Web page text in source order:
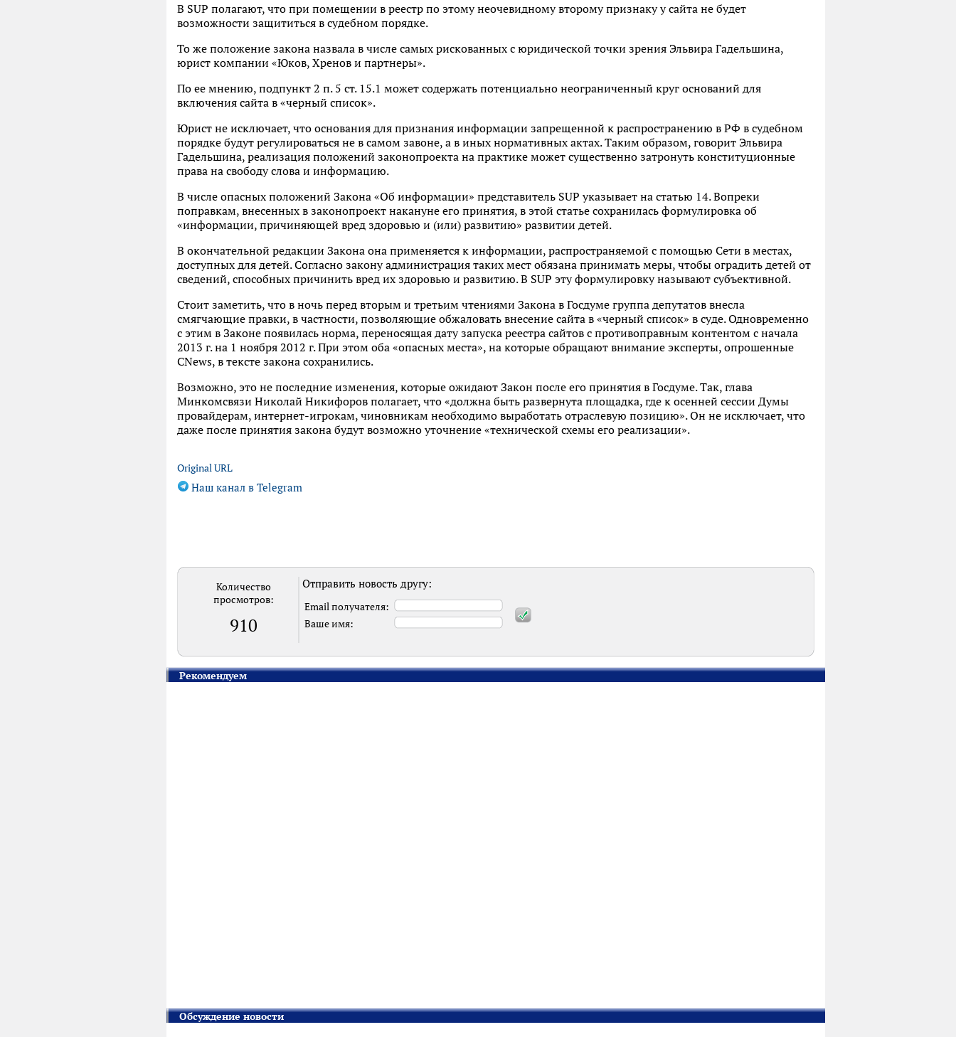
В SUP полагают, что при помещении в реестр по этому неочевидному второму признаку у сайта не будет
возможности защититься в судебном порядке.
То же положение закона назвала в числе самых рискованных с юридической точки зрения Эльвира Гадельшина,
юрист компании «Юков, Хренов и партнеры».
По ее мнению, подпункт 2 п. 5 ст. 15.1 может содержать потенциально неограниченный круг оснований для
включения сайта в «черный список».
Юрист не исключает, что основания для признания информации запрещенной к распространению в РФ в судебном
порядке будут регулироваться не в самом завоне, а в иных нормативных актах. Таким образом, говорит Эльвира
Гадельшина, реализация положений законопроекта на практике может существенно затронуть конституционные
права на свободу слова и информацию.
В числе опасных положений Закона «Об информации» представитель SUP указывает на статью 14. Вопреки
поправкам, внесенных в законопроект накануне его принятия, в этой статье сохранилась формулировка об
«информации, причиняющей вред здоровью и (или) развитию» развитии детей.
В окончательной редакции Закона она применяется к информации, распространяемой с помощью Сети в местах,
доступных для детей. Согласно закону администрация таких мест обязана принимать меры, чтобы оградить детей от
сведений, способных причинить вред их здоровью и развитию. В SUP эту формулировку называют субъективной.
Стоит заметить, что в ночь перед вторым и третьим чтениями Закона в Госдуме группа депутатов внесла
смягчающие правки, в частности, позволяющие обжаловать внесение сайта в «черный список» в суде. Одновременно
с этим в Законе появилась норма, переносящая дату запуска реестра сайтов с противоправным контентом с начала
2013 г. на 1 ноября 2012 г. При этом оба «опасных места», на которые обращают внимание эксперты, опрошенные
CNews, в тексте закона сохранились.
Возможно, это не последние изменения, которые ожидают Закон после его принятия в Госдуме. Так, глава
Минкомсвязи Николай Никифоров полагает, что «должна быть развернута площадка, где к осенней сессии Думы
провайдерам, интернет-игрокам, чиновникам необходимо выработать отраслевую позицию». Он не исключает, что
даже после принятия закона будут возможно уточнение «технической схемы его реализации».
Original URL
Наш канал в Telegram
Количество
просмотров:
910
Отправить новость другу:
Email получателя:
Ваше имя:
Рекомендуем
Обсуждение новости